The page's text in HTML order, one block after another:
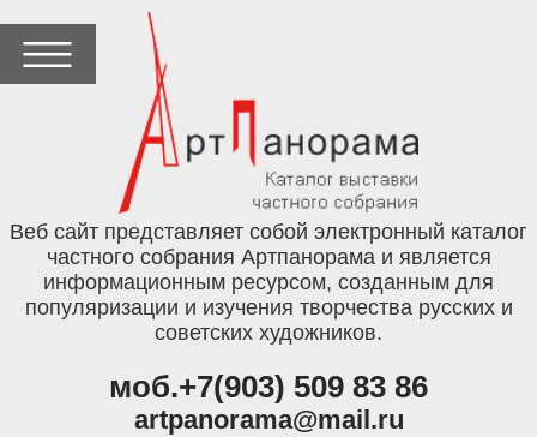
Веб сайт представляет собой электронный каталог
частного собрания Артпанорама и является
информационным ресурсом, созданным для
популяризации и изучения творчества русских и
советских художников.
моб.+7(903) 509 83 86
artpanorama@mail.ru